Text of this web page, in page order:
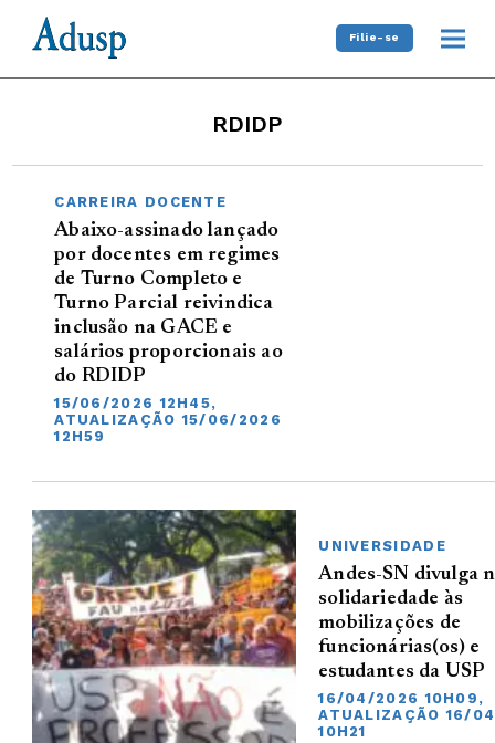
Filie-se
RDIDP
CARREIRA DOCENTE
Abaixo-assinado lançado
por docentes em regimes
de Turno Completo e
Turno Parcial reivindica
inclusão na GACE e
salários proporcionais ao
do RDIDP
15/06/2026 12H45,
ATUALIZAÇÃO 15/06/2026
12H59
UNIVERSIDADE
Andes-SN divulga
solidariedade às
mobilizações de
funcionárias(os) e
estudantes da USP
16/04/2026 10H09,
ATUALIZAÇÃO 16/
10H21